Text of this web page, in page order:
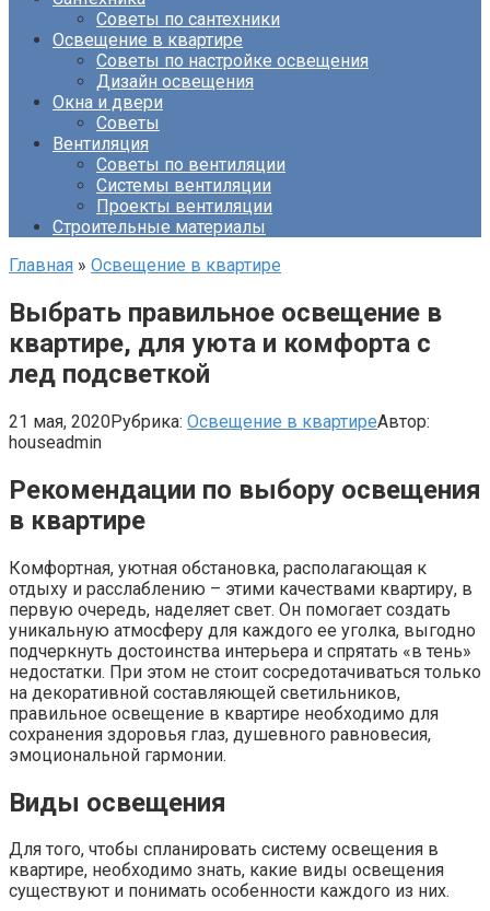
Советы по сантехники
Освещение в квартире
Советы по настройке освещения
Дизайн освещения
Окна и двери
Советы
Вентиляция
Советы по вентиляции
Системы вентиляции
Проекты вентиляции
Строительные материалы
Главная » Освещение в квартире
Выбрать правильное освещение в
квартире, для уюта и комфорта с
лед подсветкой
21 мая, 2020Рубрика: Освещение в квартиреАвтор:
houseadmin
Рекомендации по выбору освещения
в квартире
Комфортная, уютная обстановка, располагающая к
отдыху и расслаблению – этими качествами квартиру, в
первую очередь, наделяет свет. Он помогает создать
уникальную атмосферу для каждого ее уголка, выгодно
подчеркнуть достоинства интерьера и спрятать «в тень»
недостатки. При этом не стоит сосредотачиваться только
на декоративной составляющей светильников,
правильное освещение в квартире необходимо для
сохранения здоровья глаз, душевного равновесия,
эмоциональной гармонии.
Виды освещения
Для того, чтобы спланировать систему освещения в
квартире, необходимо знать, какие виды освещения
существуют и понимать особенности каждого из них.